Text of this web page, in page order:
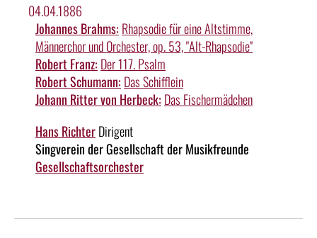
04.04.1886
Johannes Brahms: Rhapsodie für eine Altstimme,
Männerchor und Orchester, op. 53, "Alt-Rhapsodie"
Robert Franz: Der 117. Psalm
Robert Schumann: Das Schifflein
Johann Ritter von Herbeck: Das Fischermädchen
Hans RichterDirigent
Singverein der Gesellschaft der Musikfreunde
Gesellschaftsorchester